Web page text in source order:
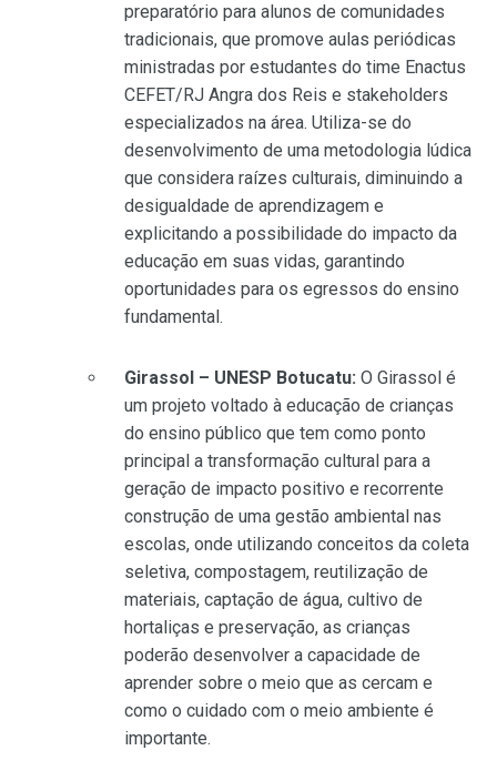
preparatório para alunos de comunidades
tradicionais, que promove aulas periódicas
ministradas por estudantes do time Enactus
CEFET/RJ Angra dos Reis e stakeholders
especializados na área. Utiliza-se do
desenvolvimento de uma metodologia lúdica
que considera raízes culturais, diminuindo a
desigualdade de aprendizagem e
explicitando a possibilidade do impacto da
educação em suas vidas, garantindo
oportunidades para os egressos do ensino
fundamental.
Girassol – UNESP Botucatu: O Girassol é
um projeto voltado à educação de crianças
do ensino público que tem como ponto
principal a transformação cultural para a
geração de impacto positivo e recorrente
construção de uma gestão ambiental nas
escolas, onde utilizando conceitos da coleta
seletiva, compostagem, reutilização de
materiais, captação de água, cultivo de
hortaliças e preservação, as crianças
poderão desenvolver a capacidade de
aprender sobre o meio que as cercam e
como o cuidado com o meio ambiente é
importante.